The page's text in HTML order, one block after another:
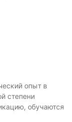
опыт в
степени
обучаются